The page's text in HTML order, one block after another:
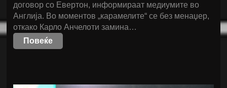
договор со Евертон, информираат медиумите во
Англија. Во моментов „карамелите“ се без менаџер,
откако Карло Анчелоти замина…
Повеќе